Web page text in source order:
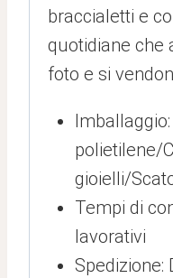
braccialetti e
quotidiane che
foto e si
polietilene/
gioielli/
Tempi di
lavorativi
Spedizione: